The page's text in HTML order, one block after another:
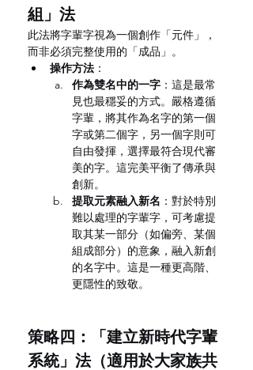
組」法
此法將字輩字視為一個創作「元件」，
而非必須完整使用的「成品」。
操作方法 ：
作為雙名中的一字 ：這是最常
見也最穩妥的方式。嚴格遵循
字輩，將其作為名字的第一個
字或第二個字，另一個字則可
自由發揮，選擇最符合現代審
美的字。這完美平衡了傳承與
創新。
提取元素融入新名 ：對於特別
難以處理的字輩字，可考慮提
取其某一部分（如偏旁、某個
組成部分）的意象，融入新創
的名字中。這是一種更高階、
更隱性的致敬。
策略四：「建立新時代字輩
系統」法（適用於大家族共